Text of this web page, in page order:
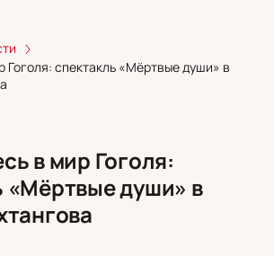
Гоголя: спектакль «Мёртвые души» в
в мир Гоголя:
«Мёртвые души» в